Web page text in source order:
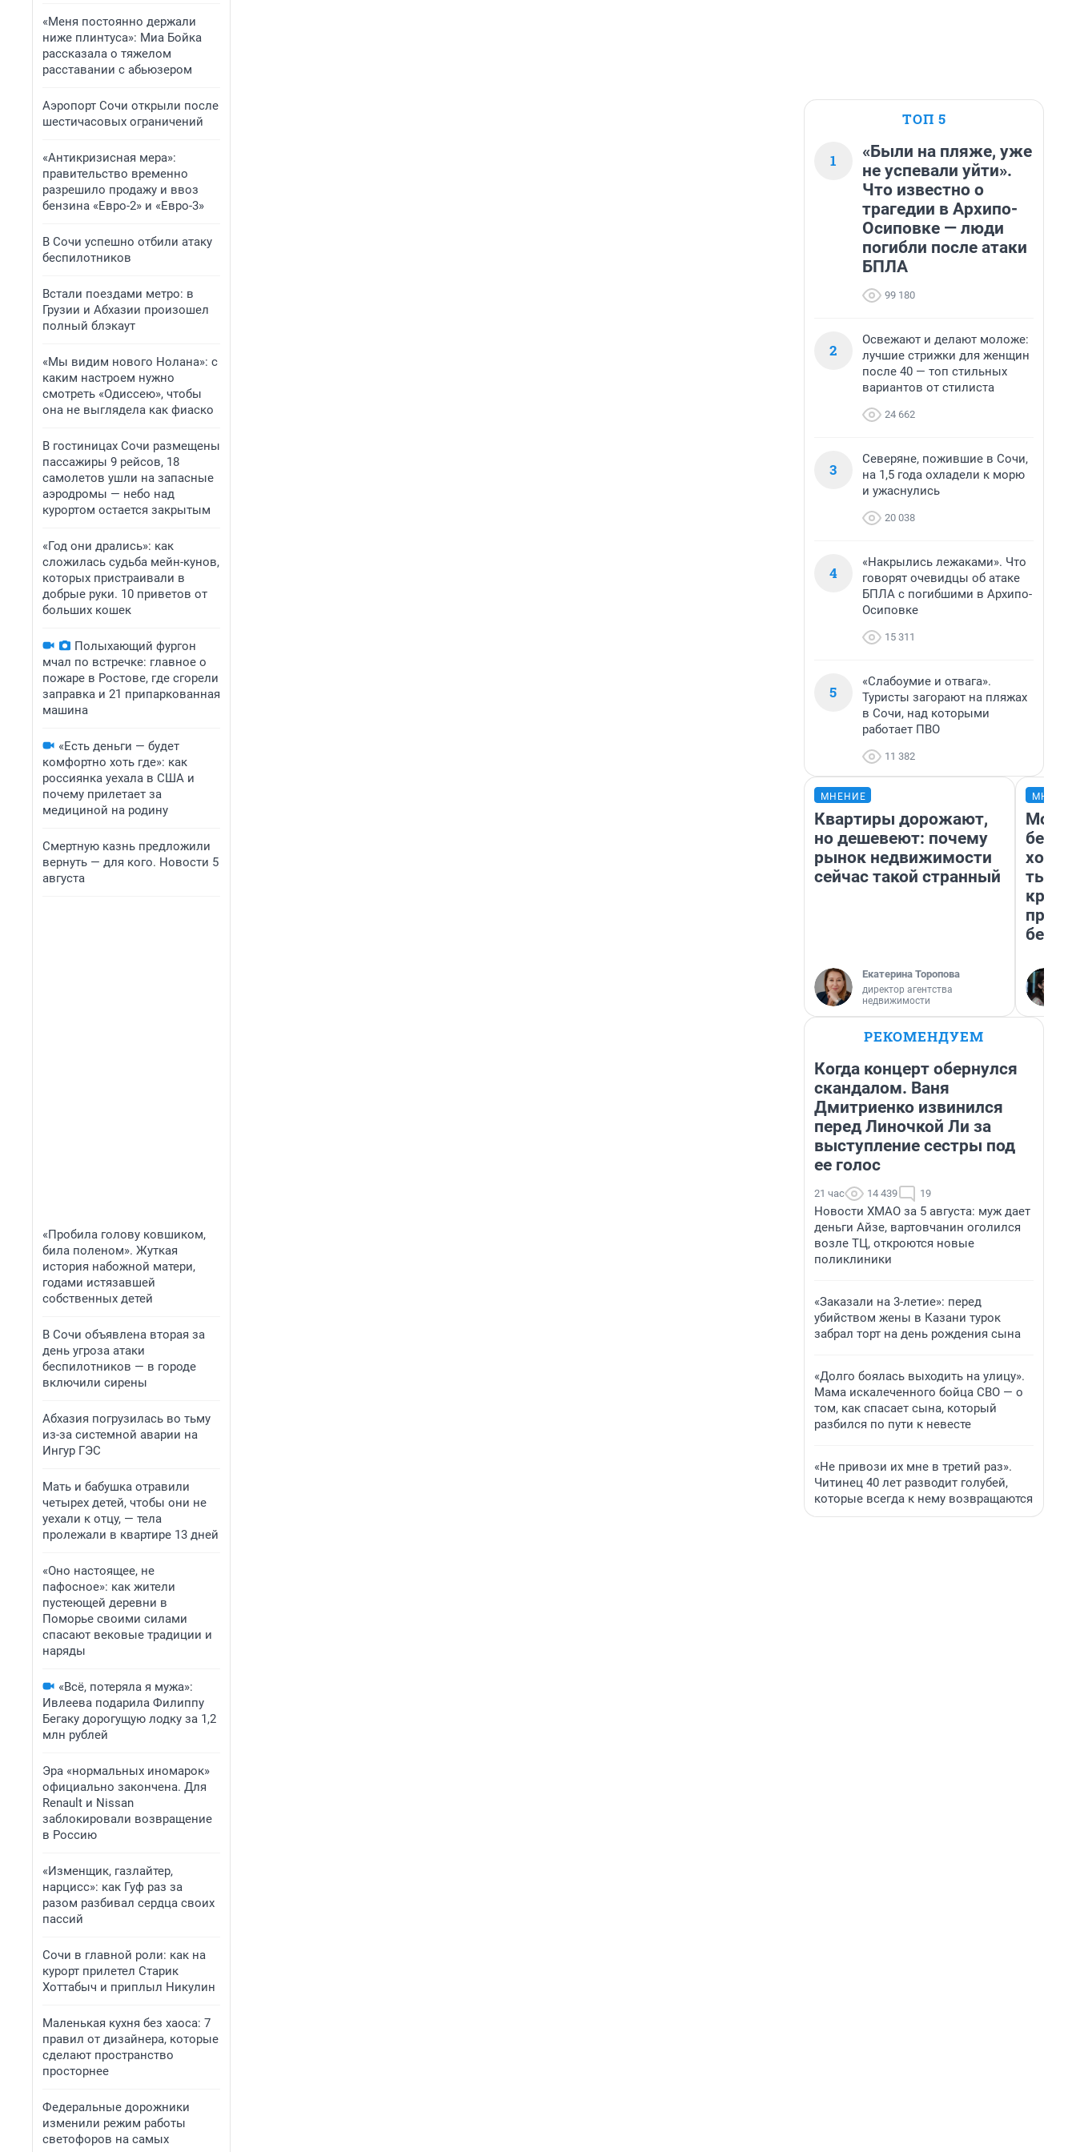
«Меня постоянно держали
ниже плинтуса»: Миа Бойка
рассказала о тяжелом
расставании с абьюзером
Аэропорт Сочи открыли после
шестичасовых ограничений
«Антикризисная мера»:
правительство временно
разрешило продажу и ввоз
бензина «Евро-2» и «Евро-3»
В Сочи успешно отбили атаку
беспилотников
Встали поездами метро: в
Грузии и Абхазии произошел
полный блэкаут
«Мы видим нового Нолана»: с
каким настроем нужно
смотреть «Одиссею», чтобы
она не выглядела как фиаско
В гостиницах Сочи размещены
пассажиры 9 рейсов, 18
самолетов ушли на запасные
аэродромы — небо над
курортом остается закрытым
«Год они дрались»: как
сложилась судьба мейн-кунов,
которых пристраивали в
добрые руки. 10 приветов от
больших кошек
Полыхающий фургон
мчал по встречке: главное о
пожаре в Ростове, где сгорели
заправка и 21 припаркованная
машина
«Есть деньги — будет
комфортно хоть где»: как
россиянка уехала в США и
почему прилетает за
медициной на родину
Смертную казнь предложили
вернуть — для кого. Новости 5
августа
«Пробила голову ковшиком,
била поленом». Жуткая
история набожной матери,
годами истязавшей
собственных детей
В Сочи объявлена вторая за
день угроза атаки
беспилотников — в городе
включили сирены
Абхазия погрузилась во тьму
из-за системной аварии на
Ингур ГЭС
Мать и бабушка отравили
четырех детей, чтобы они не
уехали к отцу, — тела
пролежали в квартире 13 дней
«Оно настоящее, не
пафосное»: как жители
пустеющей деревни в
Поморье своими силами
спасают вековые традиции и
наряды
«Всё, потеряла я мужа»:
Ивлеева подарила Филиппу
Бегаку дорогущую лодку за 1,2
млн рублей
Эра «нормальных иномарок»
официально закончена. Для
Renault и Nissan
заблокировали возвращение
в Россию
«Изменщик, газлайтер,
нарцисс»: как Гуф раз за
разом разбивал сердца своих
пассий
Сочи в главной роли: как на
курорт прилетел Старик
Хоттабыч и приплыл Никулин
Маленькая кухня без хаоса: 7
правил от дизайнера, которые
сделают пространство
просторнее
Федеральные дорожники
изменили режим работы
светофоров на самых
ТОП 5
1
«Были на пляже, уже
не успевали уйти».
Что известно о
трагедии в Архипо-
Осиповке — люди
погибли после атаки
БПЛА
99 180
2
Освежают и делают моложе:
лучшие стрижки для женщин
после 40 — топ стильных
вариантов от стилиста
24 662
3
Северяне, пожившие в Сочи,
на 1,5 года охладели к морю
и ужаснулись
20 038
4
«Накрылись лежаками». Что
говорят очевидцы об атаке
БПЛА с погибшими в Архипо-
Осиповке
15 311
5
«Слабоумие и отвага».
Туристы загорают на пляжах
в Сочи, над которыми
работает ПВО
11 382
МНЕНИЕ
Квартиры дорожают,
но дешевеют: почему
рынок недвижимости
сейчас такой странный
Екатерина Торопова
директор агентства
недвижимости
Мой
РЕКОМЕНДУЕМ
Когда концерт обернулся
скандалом. Ваня
Дмитриенко извинился
перед Линочкой Ли за
выступление сестры под
ее голос
21 час 14 439 19
Новости ХМАО за 5 августа: муж дает
деньги Айзе, вартовчанин оголился
возле ТЦ, откроются новые
поликлиники
«Заказали на 3-летие»: перед
убийством жены в Казани турок
забрал торт на день рождения сына
«Долго боялась выходить на улицу».
Мама искалеченного бойца СВО — о
том, как спасает сына, который
разбился по пути к невесте
«Не привози их мне в третий раз».
Читинец 40 лет разводит голубей,
которые всегда к нему возвращаются